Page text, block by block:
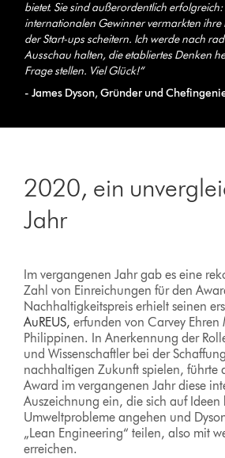
bietet. Sie sind außerordentlich erfolgreich:
internationalen Gewinner vermarkten ihre
der Start-ups scheitern. Ich werde nach
Ausschau halten, die etabliertes Denken
Frage stellen. Viel Glück!“
- James Dyson, Gründer und
2020, ein
Jahr
Im vergangenen Jahr gab es eine
Zahl von Einreichungen für den
Nachhaltigkeitspreis erhielt seinen
AuREUS, erfunden von Carvey Ehren
Philippinen. In Anerkennung der
und Wissenschaftler bei der
nachhaltigen Zukunft spielen, führte
Award im vergangenen Jahr diese
Auszeichnung ein, die sich auf Ideen
Umweltprobleme angehen und
„Lean Engineering“ teilen, also mit
erreichen.